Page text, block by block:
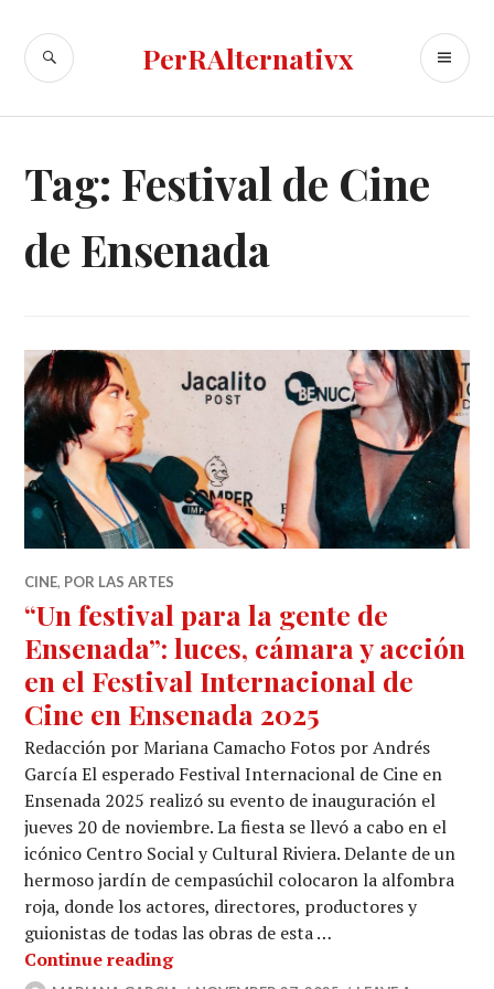
content
PerRAlternativx
SEARCH
Tag: Festival de Cine
de Ensenada
CINE, POR LAS ARTES
“Un festival para la gente de
Ensenada”: luces, cámara y acción
en el Festival Internacional de
Cine en Ensenada 2025
Redacción por Mariana Camacho Fotos por Andrés
García El esperado Festival Internacional de Cine en
Ensenada 2025 realizó su evento de inauguración el
jueves 20 de noviembre. La fiesta se llevó a cabo en el
icónico Centro Social y Cultural Riviera. Delante de un
hermoso jardín de cempasúchil colocaron la alfombra
roja, donde los actores, directores, productores y
guionistas de todas las obras de esta …
Continue reading“Un festival para la gente de